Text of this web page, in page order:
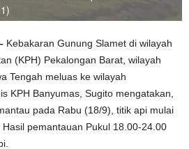
Kebakaran Gunung Slamet di wilayah
(KPH) Pekalongan Barat, wilayah
Tengah meluas ke wilayah
KPH Banyumas, Sugito mengatakan,
pada Rabu (18/9), titik api mulai
pemantauan Pukul 18.00-24.00